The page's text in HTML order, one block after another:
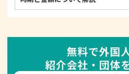
無料で外国
紹介会社・団体